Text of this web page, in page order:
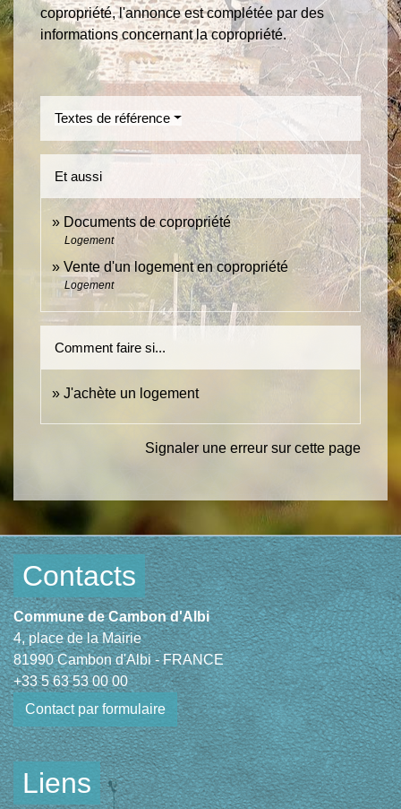
copropriété, l'annonce est complétée par des
informations concernant la copropriété.
Textes de référence
Et aussi
Documents de copropriété
Logement
Vente d'un logement en copropriété
Logement
Comment faire si...
J'achète un logement
Signaler une erreur sur cette page
Contacts
Commune de Cambon d'Albi
4, place de la Mairie
81990 Cambon d'Albi - FRANCE
+33 5 63 53 00 00
Contact par formulaire
Liens